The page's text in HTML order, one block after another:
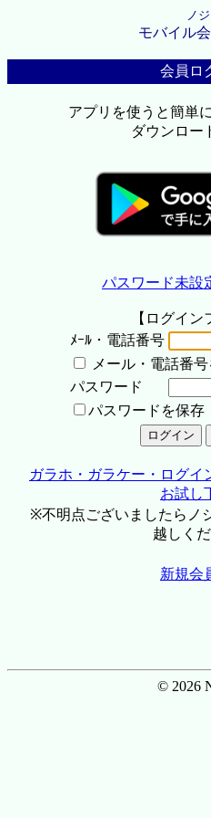
ノ
モバイル
会員ロ
アプリを使うと簡単
ダウンロー
パスワード未設
【ログイン
ﾒｰﾙ・電話番号
メール・電話番
パスワード
パスワードを保存
ガラホ・ガラケー・ログイ
お試し
※不明点ございましたらノ
越しくだ
新規会
© 2026